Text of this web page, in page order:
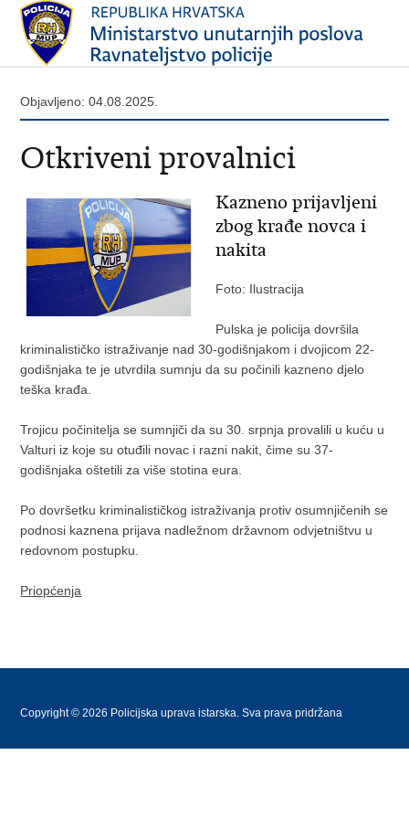
Objavljeno: 04.08.2025.
Otkriveni provalnici
Kazneno prijavljeni
zbog krađe novca i
nakita
Foto: Ilustracija
Pulska je policija dovršila
kriminalističko istraživanje nad 30-godišnjakom i dvojicom 22-
godišnjaka te je utvrdila sumnju da su počinili kazneno djelo
teška krađa.
Trojicu počinitelja se sumnjiči da su 30. srpnja provalili u kuću u
Valturi iz koje su otuđili novac i razni nakit, čime su 37-
godišnjaka oštetili za više stotina eura.
Po dovršetku kriminalističkog istraživanja protiv osumnjičenih se
podnosi kaznena prijava nadležnom državnom odvjetništvu u
redovnom postupku.
Priopćenja
Copyright © 2026 Policijska uprava istarska. Sva prava pridržana